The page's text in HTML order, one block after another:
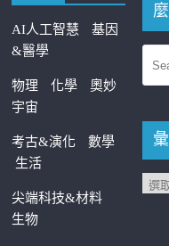
AI人工智慧
基因
&醫學
物理 化學
奧妙
宇宙
考古&演化
數學
生活
尖端科技&材料
生物